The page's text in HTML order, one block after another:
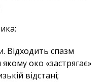
Відходить спазм
око «застрягає»
відстані;